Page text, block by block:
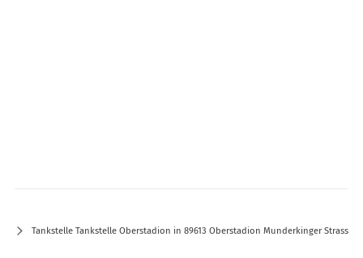
Tankstelle Tankstelle Oberstadion in 89613 Oberstadion Munderkinger Strasse 1